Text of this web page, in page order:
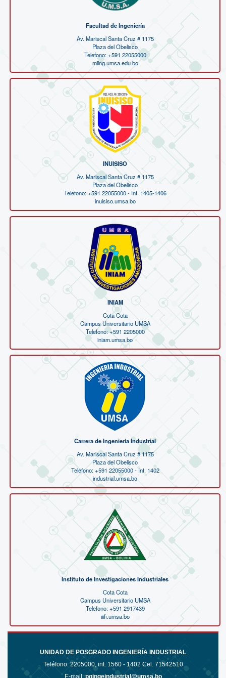
Facultad de Ingeniería
Av. Mariscal Santa Cruz # 1175
Plaza del Obelisco
Telefono: +591 22055000
miing.umsa.edu.bo
INUISISO
Av. Mariscal Santa Cruz # 1175
Plaza del Obelisco
Telefono: +591 22055000 - Int. 1405-1406
inuisiso.umsa.bo
INIAM
Cota Cota
Campus Universitario UMSA
Telefono: +591 2205000
iniam.umsa.bo
Carrera de Ingeniería Industrial
Av. Mariscal Santa Cruz # 1175
Plaza del Obelisco
Telefono: +591 22055000 - Int. 1402
industrial.umsa.bo
Instituto de Investigaciones Industriales
Cota Cota
Campus Universitario UMSA
Telefono: +591 2917439
iiifi.umsa.bo
UNIDAD DE POSGRADO INGENIERÍA INDUSTRIAL
Teléfono: 2205000, int. 1560 - 1402 Cel. 71542510